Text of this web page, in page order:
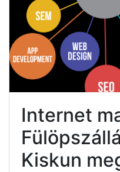
Internet
Kiskun